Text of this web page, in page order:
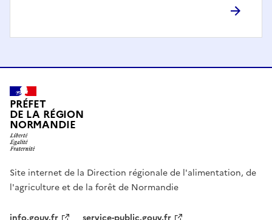
PRÉFET
DE LA RÉGION
NORMANDIE
Site internet de la Direction régionale de l'alimentation, de
l'agriculture et de la forêt de Normandie